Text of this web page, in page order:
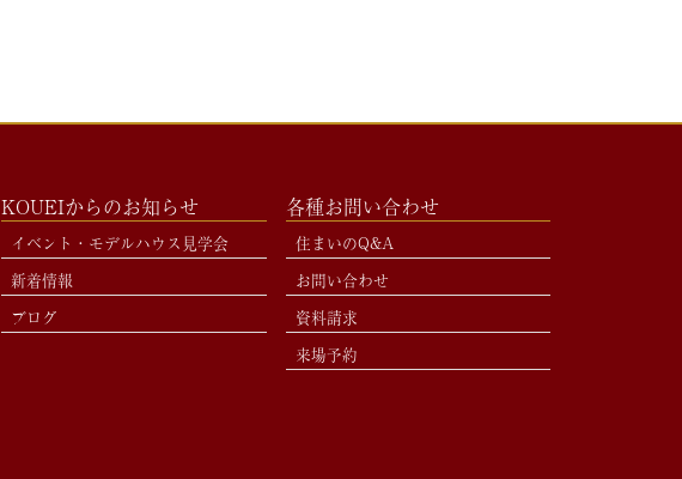
KOUEIからのお知らせ
イベント・モデルハウス見学会
新着情報
ブログ
各種お問い合わせ
住まいのQ&A
お問い合わせ
資料請求
来場予約